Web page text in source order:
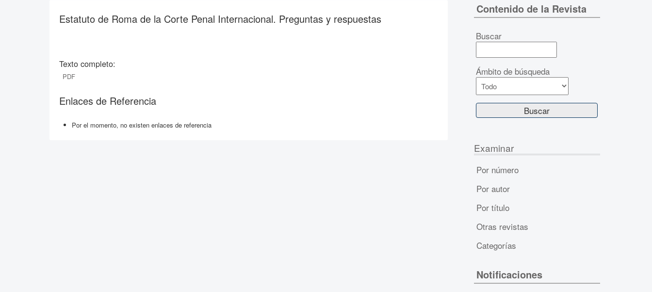
Estatuto de Roma de la Corte Penal Internacional. Preguntas y respuestas
Texto completo:
PDF
Enlaces de Referencia
Por el momento, no existen enlaces de referencia
Contenido de la Revista
Buscar
Ámbito de búsqueda
Examinar
Por número
Por autor
Por título
Otras revistas
Categorías
Notificaciones